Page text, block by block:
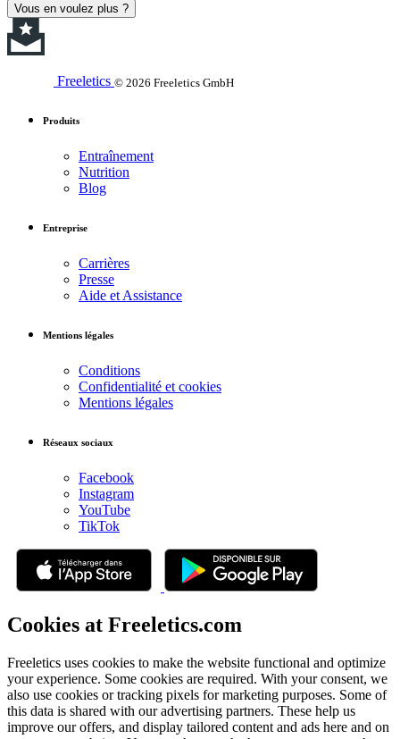
Vous en voulez plus ?
Freeletics © 2026 Freeletics GmbH
Produits
Entraînement
Nutrition
Blog
Entreprise
Carrières
Presse
Aide et Assistance
Mentions légales
Conditions
Confidentialité et cookies
Mentions légales
Réseaux sociaux
Facebook
Instagram
YouTube
TikTok
Cookies at Freeletics.com
Freeletics uses cookies to make the website functional and optimize
your experience. Some cookies are required. With your consent, we
also use cookies or tracking pixels for marketing purposes. Some of
this data is shared with our advertising partners. These help us
improve our offers, and display tailored content and ads here and on